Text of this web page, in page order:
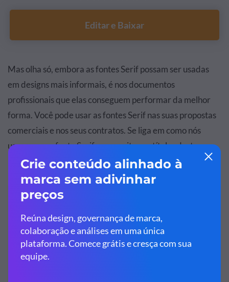
Editar e Baixar
Mas olha só, embora as fontes Serif possam ser usadas
em designs mais informais, é nos documentos
profissionais que elas conseguem performar da melhor
forma. Você pode usar as fontes Serif nas suas propostas
comerciais e nos seus contratos. Se liga em como nós
usamos uma fonte Serif em negrito nos títulos deste
modelo de proposta.